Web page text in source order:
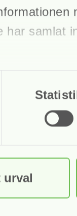
har samlat
urval